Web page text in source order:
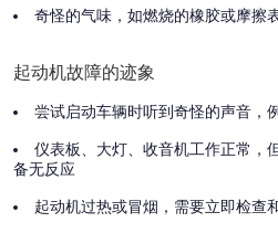
奇怪的气味，如燃烧的橡胶或摩擦
起动机故障的迹象
尝试启动车辆时听到奇怪的声音，
仪表板、大灯、收音机工作正常，
备无反应
起动机过热​​或冒烟，需要立即检查